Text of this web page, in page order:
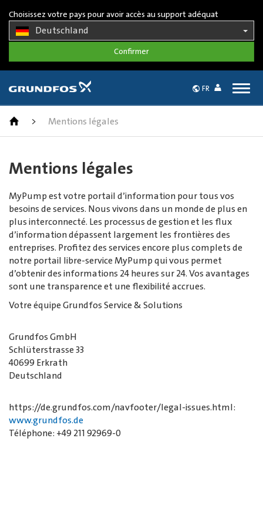
Choisissez votre pays pour avoir accès au support adéquat
Deutschland
FR
> Mentions légales
Mentions légales
MyPump est votre portail d’information pour tous vos
besoins de services. Nous vivons dans un monde de plus en
plus interconnecté. Les processus de gestion et les flux
d’information dépassent largement les frontières des
entreprises. Profitez des services encore plus complets de
notre portail libre-service MyPump qui vous permet
d’obtenir des informations 24 heures sur 24. Vos avantages
sont une transparence et une flexibilité accrues.
Votre équipe Grundfos Service & Solutions
Grundfos GmbH
Schlüterstrasse 33
40699 Erkrath
Deutschland
https://de.grundfos.com/navfooter/legal-issues.html:
www.grundfos.de
Téléphone: +49 211 92969-0